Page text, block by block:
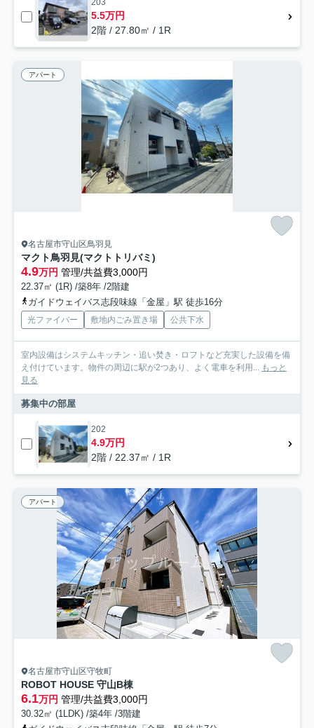
203
5.5万円
2階 / 27.80㎡ / 1R
アパート
名古屋市守山区鳥羽見
マクト鳥羽見(マクトトリバミ)
4.9万円 管理/共益費3,000円
22.37㎡ (1R) /築8年 /2階建
ガイドウェイバス志段味線「金屋」駅 徒歩16分
光ファイバー 敷地内ごみ置き場 公共下水
室内設備はシステムキッチン・追い焚き・ロフトなど充実した設備を備
え付けています。物件の周辺に駅が2つあり、よく電車を利用... もっと
見る
募集中の部屋
202
4.9万円
2階 / 22.37㎡ / 1R
アパート
名古屋市守山区守牧町
ROBOT HOUSE 守山B棟
6.1万円 管理/共益費3,000円
30.32㎡ (1LDK) /築4年 /3階建